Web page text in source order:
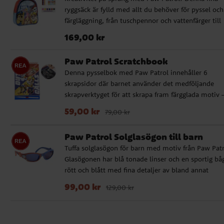
ryggsäck är fylld med allt du behöver för pyssel och
färgläggning, från tuschpennor och vattenfärger till
för barn som älskar att skapa. ✔️ Innehåller hela 15
m.m. ✔️ Levereras i en söt och praktisk ryggsäck ✔️
Motiv från Paw Patrol ✔️ Mått: 23 x 22 x 7 cm.
Pris: 169,00 kr
169,00 kr
Paw Patrol Scratchbook
Denna pysselbok med Paw Patrol innehåller 6
skrapsidor där barnet använder det medföljande
skrapverktyget för att skrapa fram färgglada motiv
rolig och kreativ aktivitet som passar perfekt för alla
motiv ✔️ 6 färgläggningssidor ✔️ Plastverktyg för
skrapning medföljer ✔️ Officiellt licensierad
Rekommenderad från 3 år Storlek: ca 14 × 20,5 cm.
Nuvarande pris:59,00 kr
59,00 kr 79,00 kr
Paw Patrol Solglasögon till barn
Tuffa solglasögon för barn med motiv från Paw
Glasögonen har blå tonade linser och en sportig
rött och blått med fina detaljer av bland annat
passar perfekt för soliga dagar, utflykter och
Nuvarande pris :99,00 kr
99,00 kr 129,00 kr